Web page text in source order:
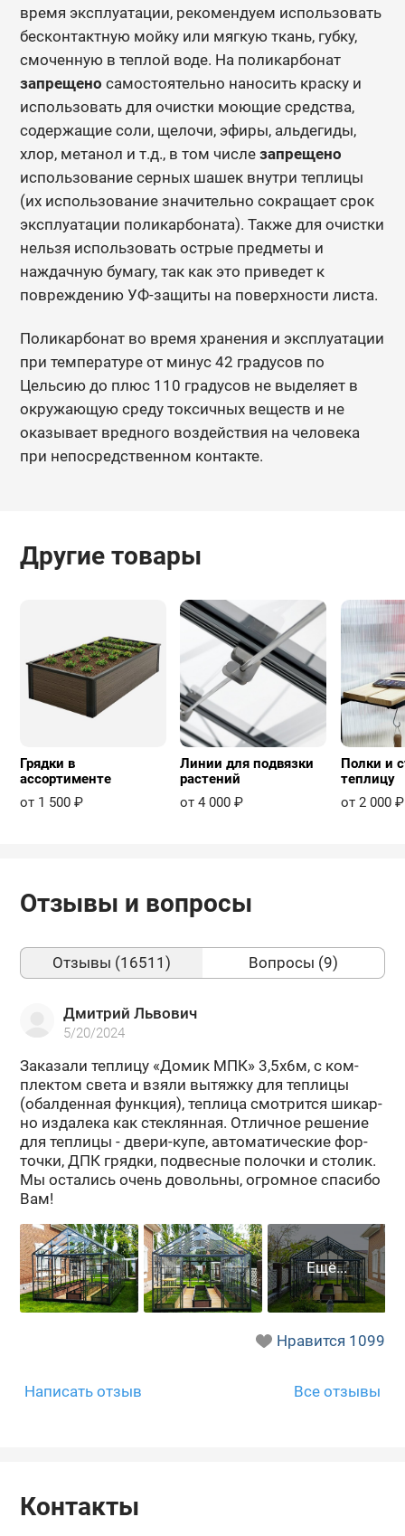
время эксплуатации, рекомендуем использовать
бесконтактную мойку или мягкую ткань, губку,
смоченную в теплой воде. На поликарбонат
запрещено самостоятельно наносить краску и
использовать для очистки моющие средства,
содержащие соли, щелочи, эфиры, альдегиды,
хлор, метанол и т.д., в том числе запрещено
использование серных шашек внутри теплицы
(их использование значительно сокращает срок
эксплуатации поликарбоната). Также для очистки
нельзя использовать острые предметы и
наждачную бумагу, так как это приведет к
повреждению УФ-защиты на поверхности листа.
Поликарбонат во время хранения и эксплуатации
при температуре от минус 42 градусов по
Цельсию до плюс 110 градусов не выделяет в
окружающую среду токсичных веществ и не
оказывает вредного воздействия на человека
при непосредственном контакте.
Другие товары
Грядки в
ассортименте
от 1 500 ₽
Линии для подвязки
растений
от 4 000 ₽
Полки и
теплицу
от 2 000 ₽
Отзывы и вопросы
Отзывы (16511) Вопросы (9)
Дмитрий Львович
5/20/2024
За­ка­за­ли теп­ли­цу «Домик МПК» 3,5х6м, с ком­
плек­том света и взяли вы­тяж­ку для теп­ли­цы
(обал­ден­ная функ­ция), теп­ли­ца смот­рит­ся ши­кар­
но из­да­ле­ка как стек­лян­ная. От­лич­ное ре­ше­ние
для теп­ли­цы - двери-​купе, ав­то­ма­ти­че­ские фор­
точ­ки, ДПК гряд­ки, под­вес­ные по­лоч­ки и сто­лик.
Мы оста­лись очень до­воль­ны, огром­ное спа­си­бо
Вам!
Нравится 1099
Написать отзыв Все отзывы
Контакты